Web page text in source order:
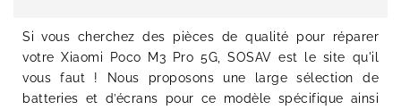
Si vous cherchez des pièces de qualité pour réparer
votre Xiaomi Poco M3 Pro 5G, SOSAV est le site qu'il
vous faut ! Nous proposons une large sélection de
batteries et d’écrans pour ce modèle spécifique ainsi